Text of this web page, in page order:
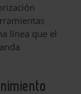
línea que el